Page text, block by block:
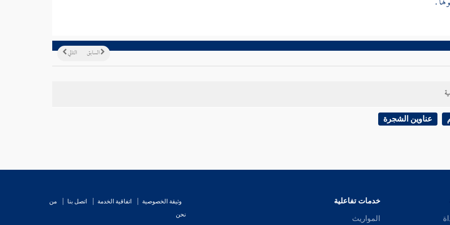
التالي السابق
عناوين الشجرة
خدمات تفاعلية
المواريث
وثيقة الخصوصية اتفاقية الخدمة اتصل بنا
من
نحن